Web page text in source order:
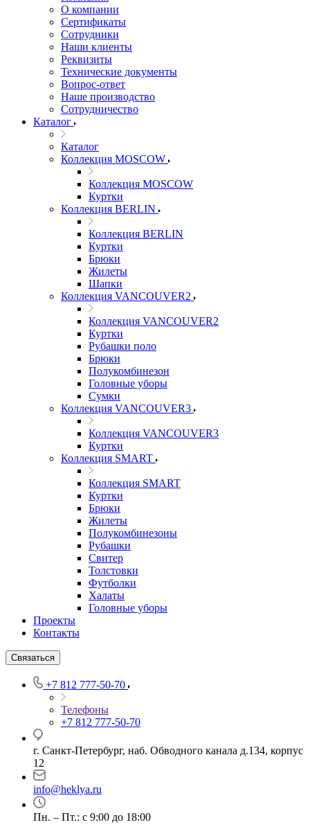
О компании
Сертификаты
Сотрудники
Наши клиенты
Реквизиты
Технические документы
Вопрос-ответ
Наше производство
Сотрудничество
Каталог
Каталог
Коллекция MOSCOW
Коллекция MOSCOW
Куртки
Коллекция BERLIN
Коллекция BERLIN
Куртки
Брюки
Жилеты
Шапки
Коллекция VANCOUVER2
Коллекция VANCOUVER2
Куртки
Рубашки поло
Брюки
Полукомбинезон
Головные уборы
Сумки
Коллекция VANCOUVER3
Коллекция VANCOUVER3
Куртки
Коллекция SMART
Коллекция SMART
Куртки
Брюки
Жилеты
Полукомбинезоны
Рубашки
Свитер
Толстовки
Футболки
Халаты
Головные уборы
Проекты
Контакты
Связаться
+7 812 777-50-70
Телефоны
+7 812 777-50-70
г. Санкт-Петербург, наб. Обводного канала д.134, корпус
12
info@heklya.ru
Пн. – Пт.: с 9:00 до 18:00